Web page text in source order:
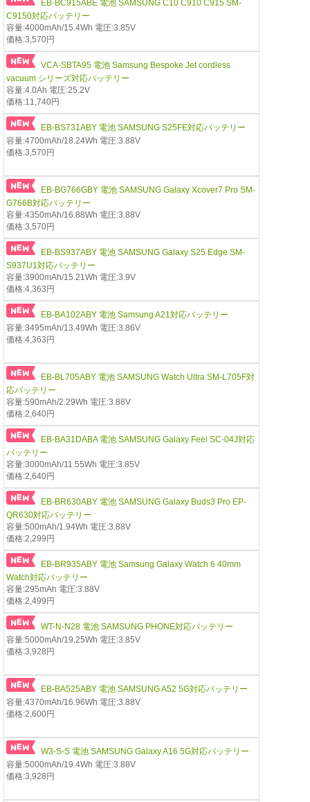
EB-BC915ABE 電池 SAMSUNG C10 C910 C915 SM-
C9150対応バッテリー
容量:4000mAh/15.4Wh 電圧:3.85V
価格:3,570円
VCA-SBTA95 電池 Samsung Bespoke Jet cordless
vacuum シリーズ対応バッテリー
容量:4.0Ah 電圧:25.2V
価格:11,740円
EB-BS731ABY 電池 SAMSUNG S25FE対応バッテリー
容量:4700mAh/18.24Wh 電圧:3.88V
価格:3,570円
EB-BG766GBY 電池 SAMSUNG Galaxy Xcover7 Pro SM-
G766B対応バッテリー
容量:4350mAh/16.88Wh 電圧:3.88V
価格:3,570円
EB-BS937ABY 電池 SAMSUNG Galaxy S25 Edge SM-
S937U1対応バッテリー
容量:3900mAh/15.21Wh 電圧:3.9V
価格:4,363円
EB-BA102ABY 電池 Samsung A21対応バッテリー
容量:3495mAh/13.49Wh 電圧:3.86V
価格:4,363円
EB-BL705ABY 電池 SAMSUNG Watch Ultra SM-L705F対
応バッテリー
容量:590mAh/2.29Wh 電圧:3.88V
価格:2,640円
EB-BA31DABA 電池 SAMSUNG Galaxy Feel SC-04J対応
バッテリー
容量:3000mAh/11.55Wh 電圧:3.85V
価格:2,640円
EB-BR630ABY 電池 SAMSUNG Galaxy Buds3 Pro EP-
QR630対応バッテリー
容量:500mAh/1.94Wh 電圧:3.88V
価格:2,299円
EB-BR935ABY 電池 Samsung Galaxy Watch 6 40mm
Watch対応バッテリー
容量:295mAh 電圧:3.88V
価格:2,499円
WT-N-N28 電池 SAMSUNG PHONE対応バッテリー
容量:5000mAh/19.25Wh 電圧:3.85V
価格:3,928円
EB-BA525ABY 電池 SAMSUNG A52 5G対応バッテリー
容量:4370mAh/16.96Wh 電圧:3.88V
価格:2,600円
W3-S-S 電池 SAMSUNG Galaxy A16 5G対応バッテリー
容量:5000mAh/19.4Wh 電圧:3.88V
価格:3,928円